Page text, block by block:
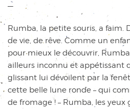
—
Rumba, la petite souris, a faim.
de vie, de rêve. Comme un
pour mieux le découvrir,
ailleurs inconnu et appétissant
glissant lui dévoilent par la
cette belle lune ronde – qui
de fromage ! – Rumba, les yeux